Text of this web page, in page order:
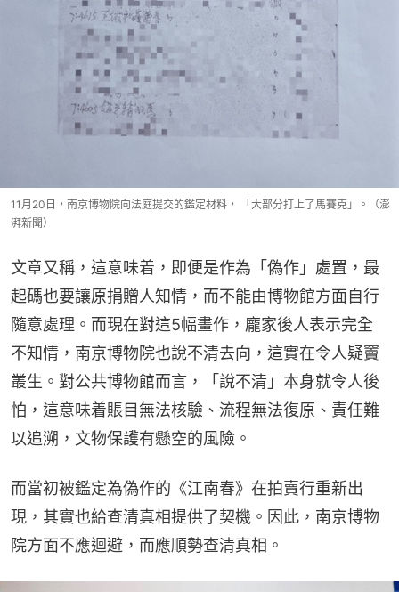
11月20日，南京博物院向法庭提交的鑑定材料， 「大部分打上了馬賽克」。（澎
湃新聞）
文章又稱，這意味着，即便是作為「偽作」處置，最
起碼也要讓原捐贈人知情，而不能由博物館方面自行
隨意處理。而現在對這5幅畫作，龐家後人表示完全
不知情，南京博物院也說不清去向，這實在令人疑竇
叢生。對公共博物館而言，「說不清」本身就令人後
怕，這意味着賬目無法核驗、流程無法復原、責任難
以追溯，文物保護有懸空的風險。
而當初被鑑定為偽作的《江南春》在拍賣行重新出
現，其實也給查清真相提供了契機。因此，南京博物
院方面不應迴避，而應順勢查清真相。